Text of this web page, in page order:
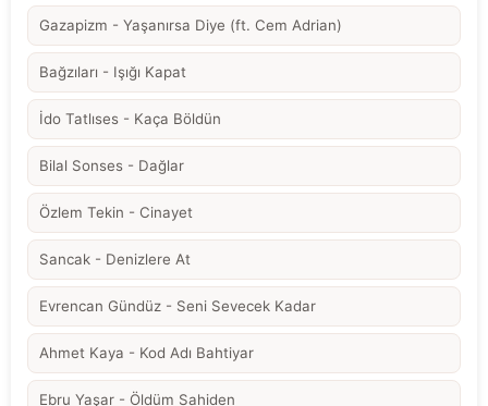
Gazapizm - Yaşanırsa Diye (ft. Cem Adrian)
Bağzıları - Işığı Kapat
İdo Tatlıses - Kaça Böldün
Bilal Sonses - Dağlar
Özlem Tekin - Cinayet
Sancak - Denizlere At
Evrencan Gündüz - Seni Sevecek Kadar
Ahmet Kaya - Kod Adı Bahtiyar
Ebru Yaşar - Öldüm Sahiden